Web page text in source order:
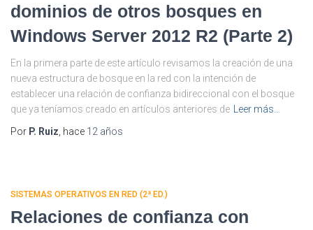
dominios de otros bosques en
Windows Server 2012 R2 (Parte 2)
En la primera parte de este artículo revisamos la creación de una
nueva estructura de bosque en la red con la intención de
establecer una relación de confianza bidireccional con el bosque
que ya teníamos creado en artículos anteriores de
Leer más…
Por P. Ruiz , hace 12 años
SISTEMAS OPERATIVOS EN RED (2ª ED.)
Relaciones de confianza con